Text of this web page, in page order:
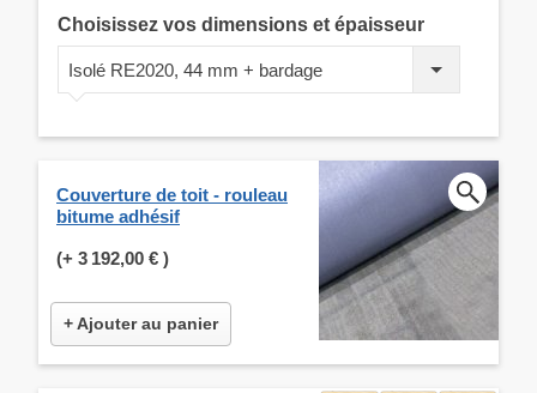
Choisissez vos dimensions et épaisseur
Isolé RE2020, 44 mm + bardage
Couverture de toit - rouleau
bitume adhésif
(+ 3 192,00 € )
+ Ajouter au panier